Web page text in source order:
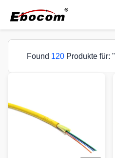
Found 120 Produkte für: "